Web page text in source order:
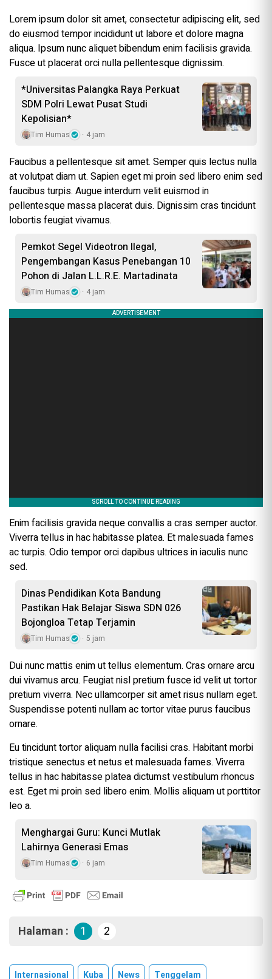
Lorem ipsum dolor sit amet, consectetur adipiscing elit, sed
do eiusmod tempor incididunt ut labore et dolore magna
aliqua. Ipsum nunc aliquet bibendum enim facilisis gravida.
Fusce ut placerat orci nulla pellentesque dignissim.
*Universitas Palangka Raya Perkuat
SDM Polri Lewat Pusat Studi
Kepolisian*
Tim Humas 4 jam
Faucibus a pellentesque sit amet. Semper quis lectus nulla
at volutpat diam ut. Sapien eget mi proin sed libero enim sed
faucibus turpis. Augue interdum velit euismod in
pellentesque massa placerat duis. Dignissim cras tincidunt
lobortis feugiat vivamus.
Pemkot Segel Videotron Ilegal,
Pengembangan Kasus Penebangan 10
Pohon di Jalan L.L.R.E. Martadinata
Tim Humas 4 jam
Enim facilisis gravida neque convallis a cras semper auctor.
Viverra tellus in hac habitasse platea. Et malesuada fames
ac turpis. Odio tempor orci dapibus ultrices in iaculis nunc
sed.
Dinas Pendidikan Kota Bandung
Pastikan Hak Belajar Siswa SDN 026
Bojongloa Tetap Terjamin
Tim Humas 5 jam
Dui nunc mattis enim ut tellus elementum. Cras ornare arcu
dui vivamus arcu. Feugiat nisl pretium fusce id velit ut tortor
pretium viverra. Nec ullamcorper sit amet risus nullam eget.
Suspendisse potenti nullam ac tortor vitae purus faucibus
ornare.
Eu tincidunt tortor aliquam nulla facilisi cras. Habitant morbi
tristique senectus et netus et malesuada fames. Viverra
tellus in hac habitasse platea dictumst vestibulum rhoncus
est. Eget mi proin sed libero enim. Mollis aliquam ut porttitor
leo a.
Menghargai Guru: Kunci Mutlak
Lahirnya Generasi Emas
Tim Humas 6 jam
Halaman : 1 2
Internasional Kuba News Tenggelam